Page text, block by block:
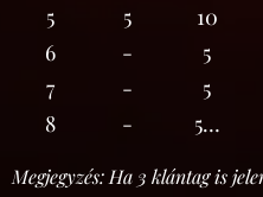
5
5 10
6
- 5
7
- 5
8
- 5…
Megjegyzés: Ha 3 klántag is